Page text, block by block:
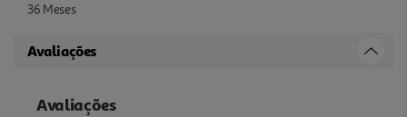
36 Meses
Avaliações